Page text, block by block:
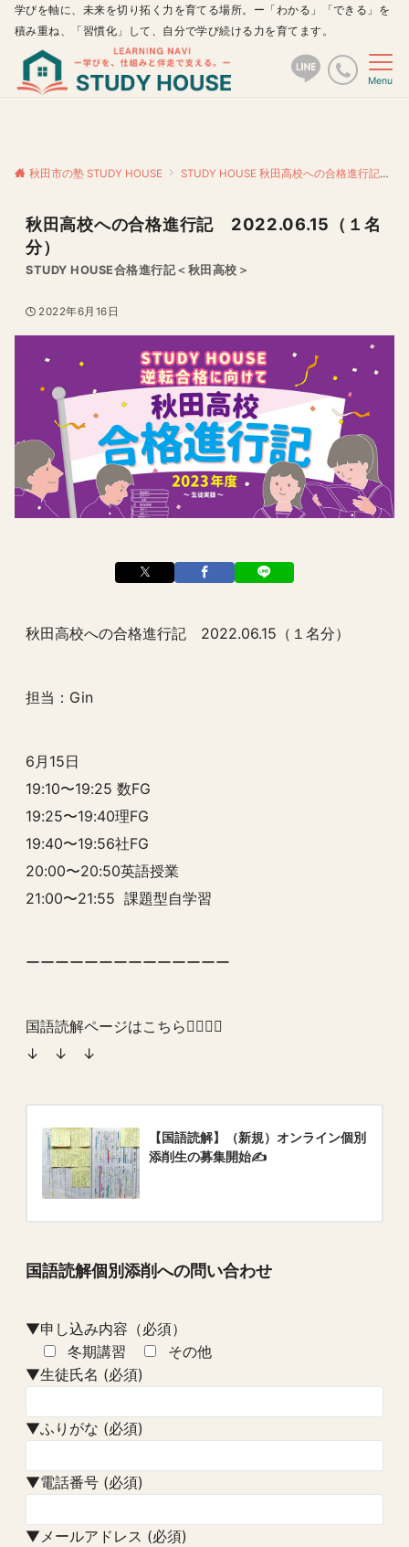
学びを軸に、未来を切り拓く力を育てる場所。ー「わかる」「できる」を
積み重ね、「習慣化」して、自分で学び続ける力を育てます。
Menu
秋田市の塾 STUDY HOUSE STUDY HOUSE 秋田高校への合格進行記
秋田高校への合格進行記 2022.06.15（１名
分）
STUDY HOUSE合格進行記＜秋田高校＞
2022年6月16日
秋田高校への合格進行記 2022.06.15（１名分）
担当：Gin
6月15日
19:10〜19:25 数FG
19:25〜19:40理FG
19:40〜19:56社FG
20:00〜20:50英語授業
21:00〜21:55 課題型自学習
ーーーーーーーーーーーーーー
国語読解ページはこちら💁‍♂️💁‍♀️
↓ ↓ ↓
【国語読解】（新規）オンライン個別
添削生の募集開始✍️
国語読解個別添削への問い合わせ
▼申し込み内容（必須）
冬期講習
その他
▼生徒氏名 (必須)
▼ふりがな (必須)
▼電話番号 (必須)
▼メールアドレス (必須)